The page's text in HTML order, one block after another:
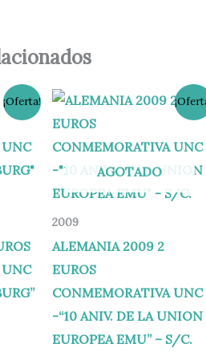
¡Oferta!
AGOTADO
2009
ALEMANIA 2009 2
EUROS
CONMEMORATIVA UNC
-“10 ANIV. DE LA UNION
EUROPEA EMU” – S/C.
El
precio
original
era:
7,95 €.
El
precio
es:
6,95 €.